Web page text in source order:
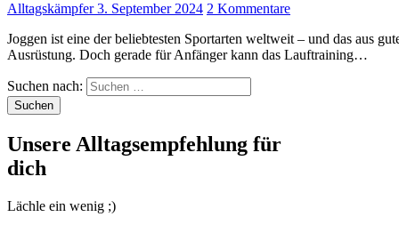
Alltagskämpfer3. September 2024 2 Kommentare
Joggen ist eine der beliebtesten Sportarten weltweit – und das aus gutem Grund. Es hält fit, ist flexibel und benötigt keine teure
Ausrüstung. Doch gerade für Anfänger kann das Lauftraining…
Suchen nach:
Unsere Alltagsempfehlung für
dich
Lächle ein wenig ;)